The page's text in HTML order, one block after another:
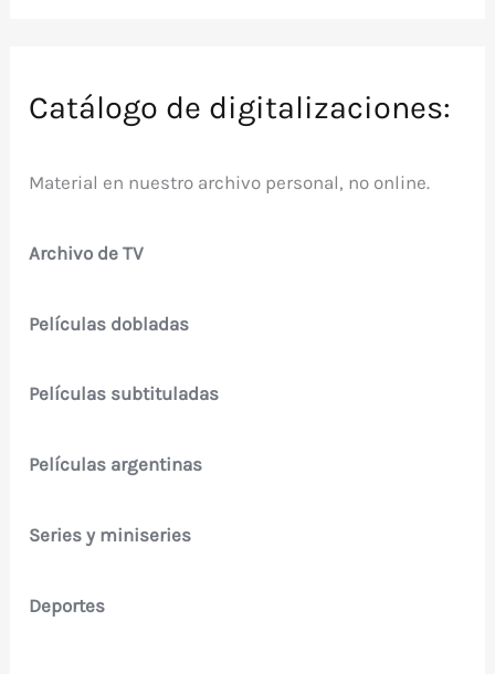
Catálogo de digitalizaciones:
Material en nuestro archivo personal, no online.
Archivo de TV
Películas dobladas
Películas subtituladas
Películas argentinas
Series y miniseries
Deportes